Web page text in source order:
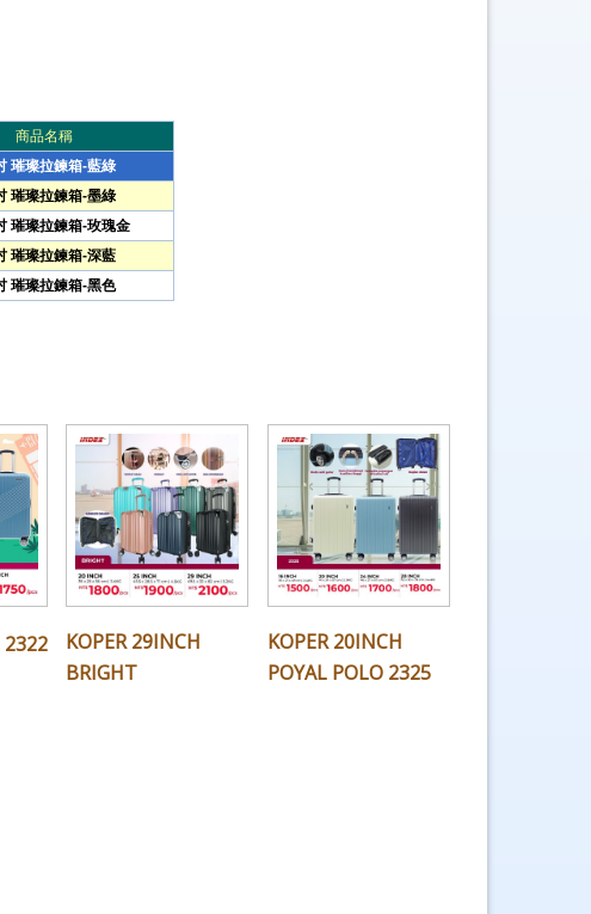
商品名稱
璀璨拉鍊箱-藍綠
璀璨拉鍊箱-墨綠
璀璨拉鍊箱-玫瑰金
璀璨拉鍊箱-深藍
璀璨拉鍊箱-黑色
2322
KOPER 29INCH
BRIGHT
KOPER 20INCH
POYAL POLO 2325